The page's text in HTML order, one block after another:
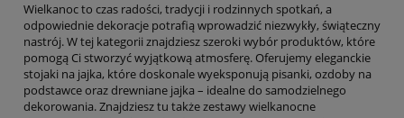
Wielkanoc to czas radości, tradycji i rodzinnych spotkań, a
odpowiednie dekoracje potrafią wprowadzić niezwykły, świąteczny
nastrój. W tej kategorii znajdziesz szeroki wybór produktów, które
pomogą Ci stworzyć wyjątkową atmosferę. Oferujemy eleganckie
stojaki na jajka, które doskonale wyeksponują pisanki, ozdoby na
podstawce oraz drewniane jajka – idealne do samodzielnego
dekorowania. Znajdziesz tu także zestawy wielkanocne